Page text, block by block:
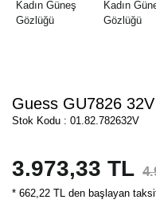
Guess GU7826
Stok Kodu : 01.82.782632V
3.973,33 TL
* 662,22 TL den başlayan